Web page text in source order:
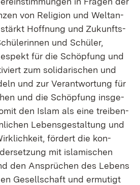
von Re­li­gi­on und Welt­an­
Hoff­nung und Zu­kunfts­
und Schü­ler,
für die Schöp­fung und
zum so­li­da­ri­schen und
und zur Ver­ant­wor­tung für
und die Schöp­fung ins­ge­
den Is­lam als ei­ne trei­ben­
Le­bens­ge­stal­tung und
för­dert die kon­
mit is­la­mi­schen
den An­sprü­chen des Le­bens
Ge­sell­schaft und er­mu­tigt